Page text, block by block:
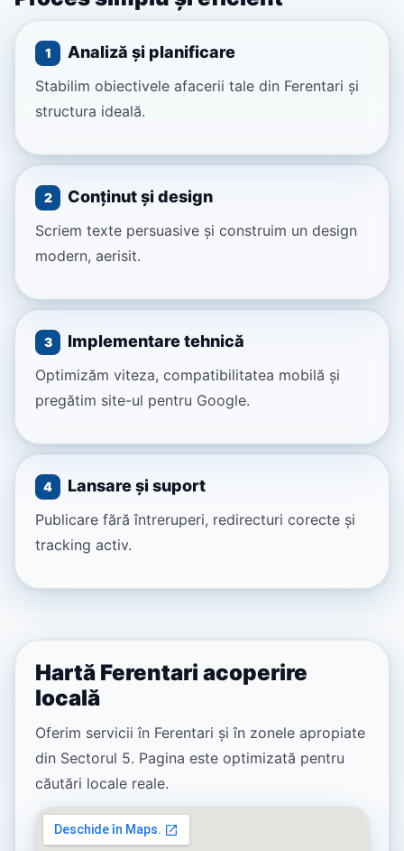
1 Analiză și planificare
Stabilim obiectivele afacerii tale din Ferentari și
structura ideală.
2 Conținut și design
Scriem texte persuasive și construim un design
modern, aerisit.
3 Implementare tehnică
Optimizăm viteza, compatibilitatea mobilă și
pregătim site-ul pentru Google.
4 Lansare și suport
Publicare fără întreruperi, redirecturi corecte și
tracking activ.
Hartă Ferentari acoperire
locală
Oferim servicii în Ferentari și în zonele apropiate
din Sectorul 5. Pagina este optimizată pentru
căutări locale reale.